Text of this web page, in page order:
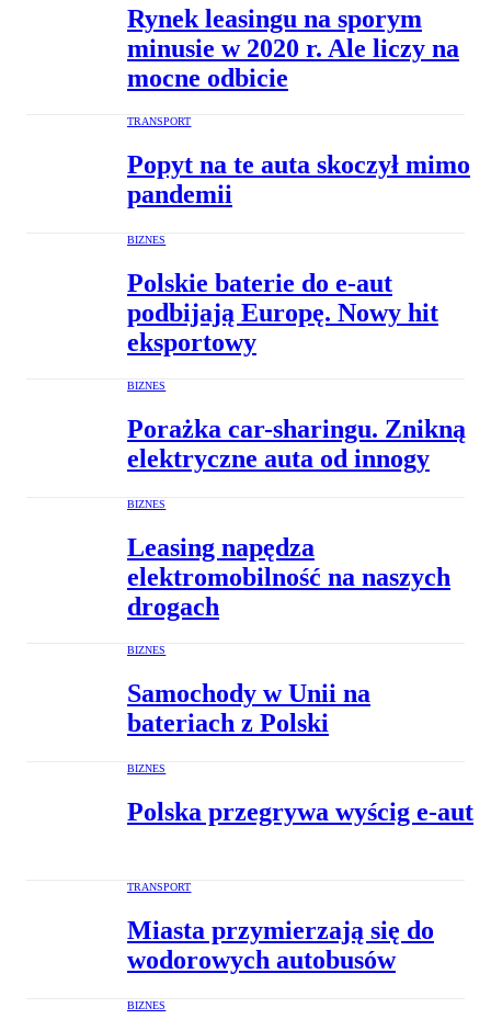
Rynek leasingu na sporym
minusie w 2020 r. Ale liczy na
mocne odbicie
TRANSPORT
Popyt na te auta skoczył mimo
pandemii
BIZNES
Polskie baterie do e-aut
podbijają Europę. Nowy hit
eksportowy
BIZNES
Porażka car-sharingu. Znikną
elektryczne auta od innogy
BIZNES
Leasing napędza
elektromobilność na naszych
drogach
BIZNES
Samochody w Unii na
bateriach z Polski
BIZNES
Polska przegrywa wyścig e-aut
TRANSPORT
Miasta przymierzają się do
wodorowych autobusów
BIZNES